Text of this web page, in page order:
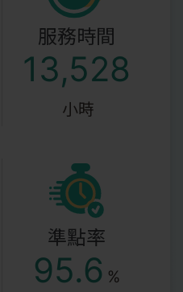
服務時間
13,528
小時
準點率
95.6 %